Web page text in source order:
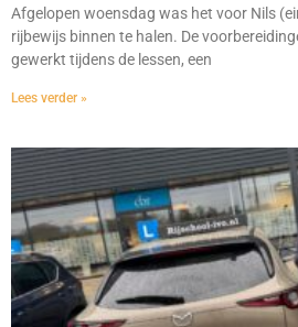
Afgelopen woensdag was het voor Nils
rijbewijs binnen te halen. De
gewerkt tijdens de lessen, een
Lees verder »